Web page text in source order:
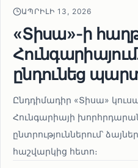
ԱՊՐԻԼԻ 13, 2026
«Տիսա»-ի
ընդունեց
Ընդդիմադիր «Տիսա»
Հունգարիայի
ընտրություններում՝
հաշվարկից հետո։